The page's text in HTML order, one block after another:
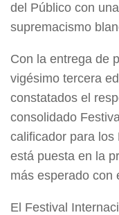
del Público con
supremacismo
Con la entrega de
vigésimo tercera
constatados el
consolidado
calificador para los
está puesta en la
más esperado con
El Festival